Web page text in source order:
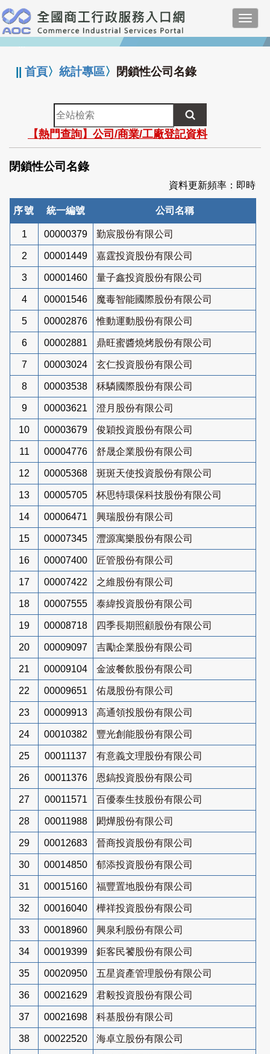
跳
到
主
要
:::
||首頁〉統計專區〉 閉鎖性公司名錄
全
站
檢
索
【熱門查詢】公司/商業/工廠登記資料
閉鎖性公司名錄
資料更新頻率：即時
序號 統一編號 公司名稱
1 00000379 勤宸股份有限公司
2 00001449 嘉霆投資股份有限公司
3 00001460 量子鑫投資股份有限公司
4 00001546 魔毒智能國際股份有限公司
5 00002876 惟動運動股份有限公司
6 00002881 鼎旺蜜醬燒烤股份有限公司
7 00003024 玄仁投資股份有限公司
8 00003538 秝驎國際股份有限公司
9 00003621 澄月股份有限公司
10 00003679 俊穎投資股份有限公司
11 00004776 舒晟企業股份有限公司
12 00005368 斑斑天使投資股份有限公司
13 00005705 杯思特環保科技股份有限公司
14 00006471 興瑞股份有限公司
15 00007345 灃源寓樂股份有限公司
16 00007400 匠管股份有限公司
17 00007422 之維股份有限公司
18 00007555 泰緯投資股份有限公司
19 00008718 四季長期照顧股份有限公司
20 00009097 吉勵企業股份有限公司
21 00009104 金波餐飲股份有限公司
22 00009651 佑晟股份有限公司
23 00009913 高通領投股份有限公司
24 00010382 豐光創能股份有限公司
25 00011137 有意義文理股份有限公司
26 00011376 恩鎬投資股份有限公司
27 00011571 百優泰生技股份有限公司
28 00011988 閎燁股份有限公司
29 00012683 晉商投資股份有限公司
30 00014850 郁添投資股份有限公司
31 00015160 福豐置地股份有限公司
32 00016040 樺祥投資股份有限公司
33 00018960 興泉利股份有限公司
34 00019399 鉅客民饕股份有限公司
35 00020950 五星資產管理股份有限公司
36 00021629 君毅投資股份有限公司
37 00021698 科基股份有限公司
38 00022520 海卓立股份有限公司